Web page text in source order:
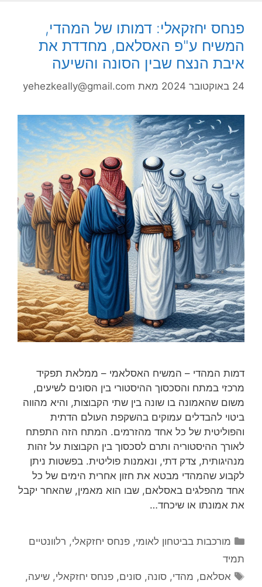
פנחס יחזקאלי: דמותו של המהדי,
המשיח ע"פ האסלאם, מחדדת את
איבת הנצח שבין הסונה והשיעה
24 באוקטובר 2024 מאת yehezkeally@gmail.com
דמות המהדי – המשיח האסלאמי – ממלאת תפקיד
מרכזי במתח והסכסוך ההיסטורי בין הסונים לשיעים,
משום שהאמונה בו שונה בין שתי הקבוצות, והיא מהווה
ביטוי להבדלים עמוקים בהשקפת העולם הדתית
והפוליטית של כל אחד מהזרמים. המתח הזה התפתח
לאורך ההיסטוריה ותרם לסכסוך בין הקבוצות על זהות
מנהיגותית, צדק דתי, ונאמנות פוליטית. בפשטות ניתן
לקבוע שהמהדי מבטא את חזון אחרית הימים של כל
אחד מהפלגים באסלאם, שבו הוא מאמין, שהאחר יקבל
את אמונתו או שיכחד…
קטגוריות
מורכבות בביטחון לאומי,פנחס יחזקאלי, רלוונטיים
תמיד
תגיות
אסלאם, מהדי,סונה,סונים,פנחס יחזקאלי,שיעה,